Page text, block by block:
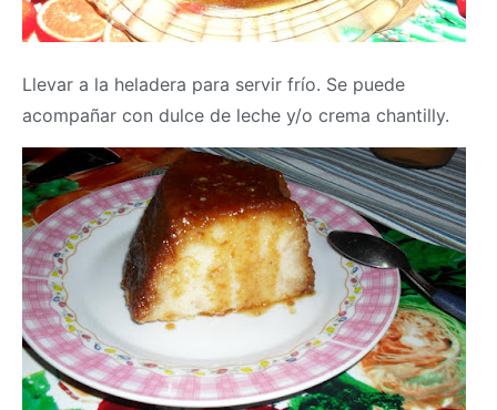
Llevar a la heladera para servir frío. Se puede
acompañar con dulce de leche y/o crema chantilly.